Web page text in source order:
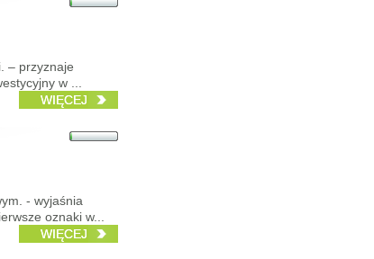
– przyznaje
w ...
WIĘCEJ
- wyjaśnia
oznaki w...
WIĘCEJ